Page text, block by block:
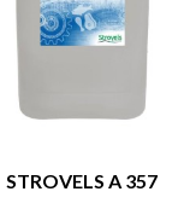
STROVELS A 357